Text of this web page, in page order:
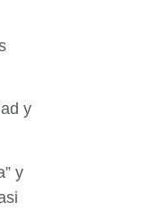
y
y